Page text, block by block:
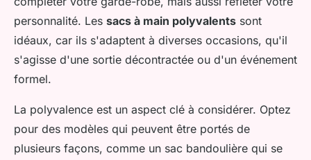
personnalité. Les sacs à main polyvalents sont
idéaux, car ils s'adaptent à diverses occasions, qu'il
s'agisse d'une sortie décontractée ou d'un événement
formel.
La polyvalence est un aspect clé à considérer. Optez
pour des modèles qui peuvent être portés de
plusieurs façons, comme un sac bandoulière qui se